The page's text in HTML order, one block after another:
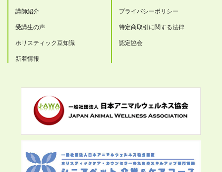
講師紹介
受講生の声
ホリスティック豆知識
新着情報
プライバシーポリシー
特定商取引に関する法律
認定協会